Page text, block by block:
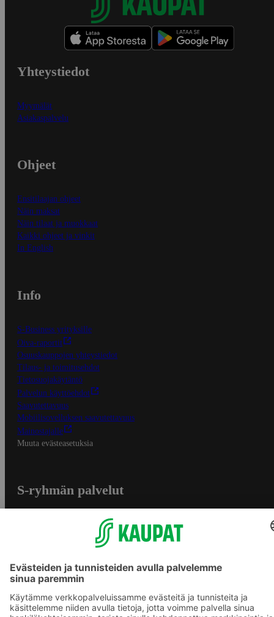
Yhteystiedot
Myymälät
Asiakaspalvelu
Ohjeet
Ensitilaajan ohjeet
Näin maksat
Näin tilaat ja muokkaat
Kaikki ohjeet ja vinkit
In English
Info
S-Business yrityksille
Oiva-raportit
Osuuskauppojen yhteystiedot
Tilaus- ja toimitusehdot
Tietosuojakäytäntö
Palvelun käyttöehdot
Saavutettavuus
Mobiilisovelluksen saavutettavuus
Mainostajalle
Muuta evästeasetuksia
S-ryhmän palvelut
S-ostoslista -sovellus
Prisma.fi
Sokos.fi
S-Pankki